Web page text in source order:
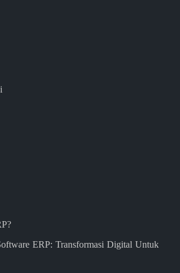
ERP: Transformasi Digital Untuk